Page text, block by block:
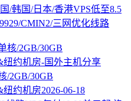
/韩国/日本/香港VPS低至8.5
CMIN2/三网优化线路
/2GB/30GB
纽约机房2026-06-18